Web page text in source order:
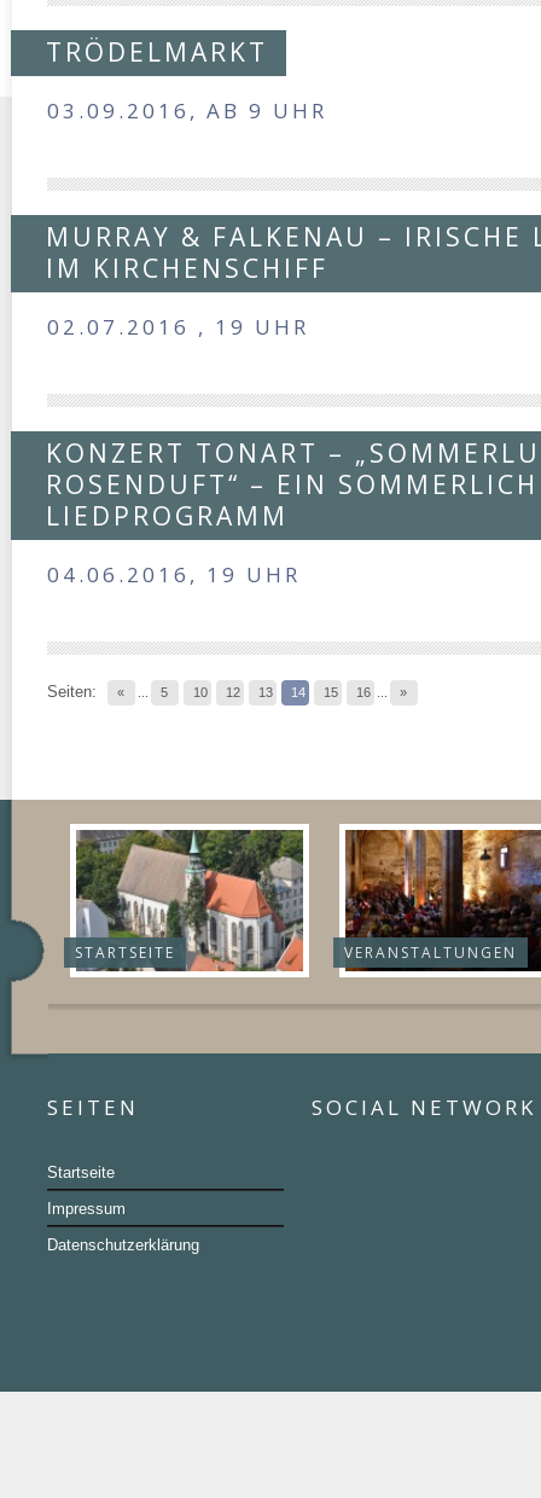
TRÖDELMARKT
03.09.2016, AB 9 UHR
MURRAY & FALKENAU – IRISCHE
IM KIRCHENSCHIFF
02.07.2016 , 19 UHR
KONZERT TONART –
ROSENDUFT“ – EIN
LIEDPROGRAMM
04.06.2016, 19 UHR
Seiten: « 5 10 12 13 14 15 16 »
STARTSEITE VERANSTALTUNGEN
SEITEN
Startseite
Impressum
Datenschutzerklärung
SOCIAL NETWORK